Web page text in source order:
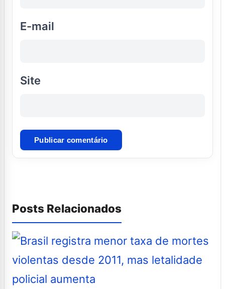
E-mail
Site
Posts Relacionados